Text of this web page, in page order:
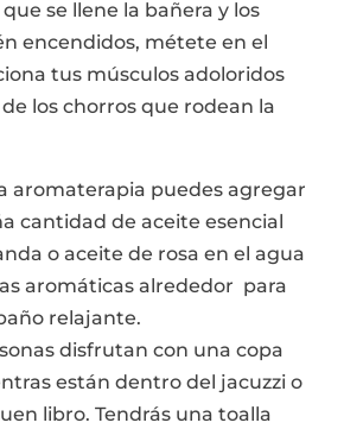
se llene la bañera y los
encendidos, métete en el
tus músculos adoloridos
los chorros que rodean la
aromaterapia puedes agregar
cantidad de aceite esencial
o aceite de rosa en el agua
aromáticas alrededor para
relajante.
disfrutan con una copa
están dentro del jacuzzi o
libro. Tendrás una toalla